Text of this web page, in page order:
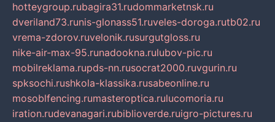
hotteygroup.rubagira31.rudommarketnsk.ru
dveriland73.runis-glonass51.ruveles-doroga.rutb02.ru
vrema-zdorov.ruvelonik.rusurgutgloss.ru
nike-air-max-95.runadookna.rulubov-pic.ru
mobilreklama.rupds-nn.rusocrat2000.ruvgurin.ru
spksochi.rushkola-klassika.rusabeonline.ru
mosoblfencing.rumasteroptica.rulucomoria.ru
iration.rudevanagari.rubiblioverde.ruigro-pictures.ru